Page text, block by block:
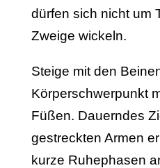
dürfen sich nicht um
Zweige wickeln.
Steige mit den
Körperschwerpunkt
Füßen. Dauerndes
gestreckten Armen
kurze Ruhephasen